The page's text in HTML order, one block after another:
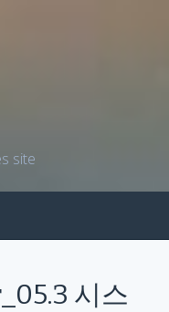
site
시스